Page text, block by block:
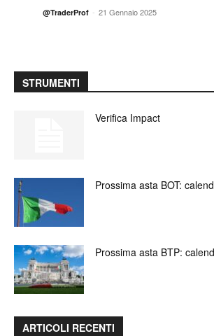
@TraderProf - 21 Gennaio 2025
STRUMENTI
Verifica Impact
Prossima asta BOT:
Prossima asta BTP:
ARTICOLI RECENTI